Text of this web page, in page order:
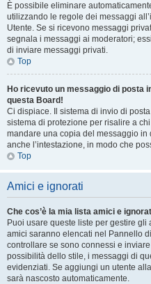
È possibile eliminare
utilizzando le regole dei messaggi
Utente. Se si ricevono messaggi
segnala i messaggi ai moderatori;
di inviare messaggi privati​​.
Top
Ho ricevuto un messaggio di posta
questa Board!
Ci dispiace. Il sistema di invio di
sistema di protezione per risalire a
mandare una copia del messaggio in
anche l’intestazione, in modo che
Top
Amici e ignorati
Che cos’è la mia lista amici e
Puoi usare queste liste per gestire
amici saranno elencati nel Pannello
controllare se sono connessi e
possibilità dello stile, i messaggi di
evidenziati. Se aggiungi un utente
sarà nascosto automaticamente.